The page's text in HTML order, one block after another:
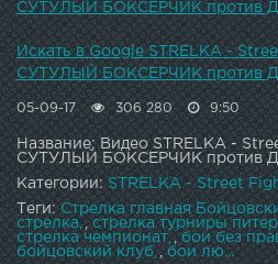
СТРЕЛКА Вконтакте:
СУТУЛЫЙ БОКСЕРЧИК против
Искать в Google STRELKA -
СУТУЛЫЙ БОКСЕРЧИК против
05-09-17 306 280 9:50
Название: Видео STRELKA -
СУТУЛЫЙ БОКСЕРЧИК против
Категории:STRELKA - Street
Теги: Стрелка главная
стрелка , стрелка турниры питер
стрелка чемпионат ,бои без
бойцовский клуб
,бои лю...